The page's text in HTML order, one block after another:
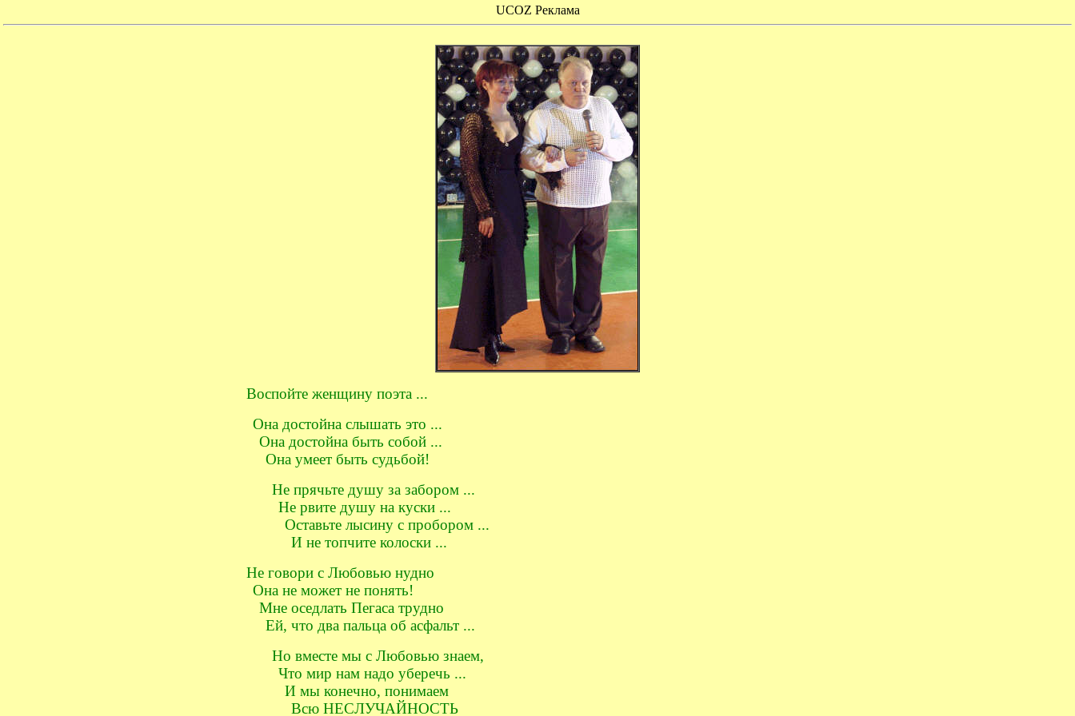
UCOZ Реклама
Воспойте женщину поэта ...
Она достойна слышать это ...
Она достойна быть собой ...
Она умеет быть судьбой!
Не прячьте душу за забором ...
Не рвите душу на куски ...
Оставьте лысину с пробором ...
И не топчите колоски ...
Не говори с Любовью нудно
Она не может не понять!
Мне оседлать Пегаса трудно
Ей, что два пальца об асфальт ...
Но вместе мы с Любовью знаем,
Что мир нам надо уберечь ...
И мы конечно, понимаем
Всю НЕСЛУЧАЙНОСТЬ